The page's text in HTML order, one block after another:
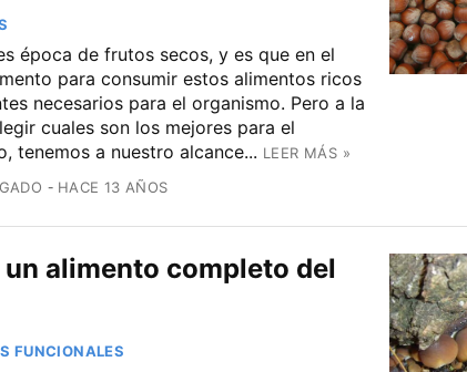
época de frutos secos, y es que en el
para consumir estos alimentos ricos
necesarios para el organismo. Pero a la
cuales son los mejores para el
tenemos a nuestro alcance... LEER MÁS »
HACE 13 AÑOS
un alimento completo del
FUNCIONALES